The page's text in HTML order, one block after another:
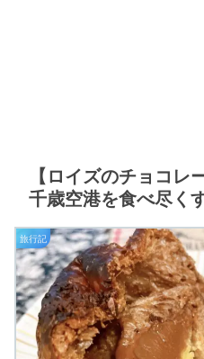
【ロイズのチョコレ
千歳空港を食べ尽
旅行記